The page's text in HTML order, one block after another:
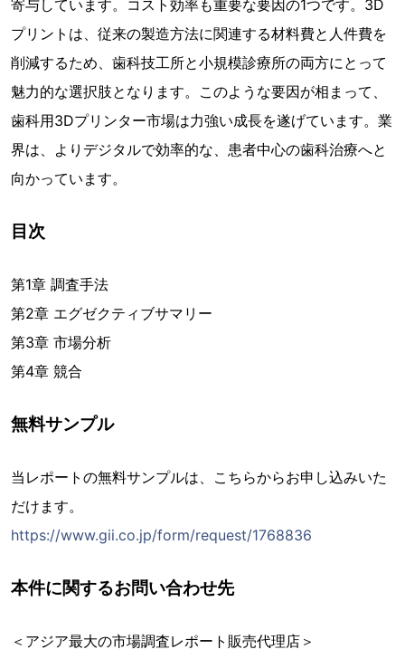
寄与しています。コスト効率も重要な要因の1つです。3D
プリントは、従来の製造方法に関連する材料費と人件費を
削減するため、歯科技工所と小規模診療所の両方にとって
魅力的な選択肢となります。このような要因が相まって、
歯科用3Dプリンター市場は力強い成長を遂げています。業
界は、よりデジタルで効率的な、患者中心の歯科治療へと
向かっています。
目次
第1章 調査手法
第2章 エグゼクティブサマリー
第3章 市場分析
第4章 競合
無料サンプル
当レポートの無料サンプルは、こちらからお申し込みいた
だけます。
https://www.gii.co.jp/form/request/1768836
本件に関するお問い合わせ先
＜アジア最大の市場調査レポート販売代理店＞